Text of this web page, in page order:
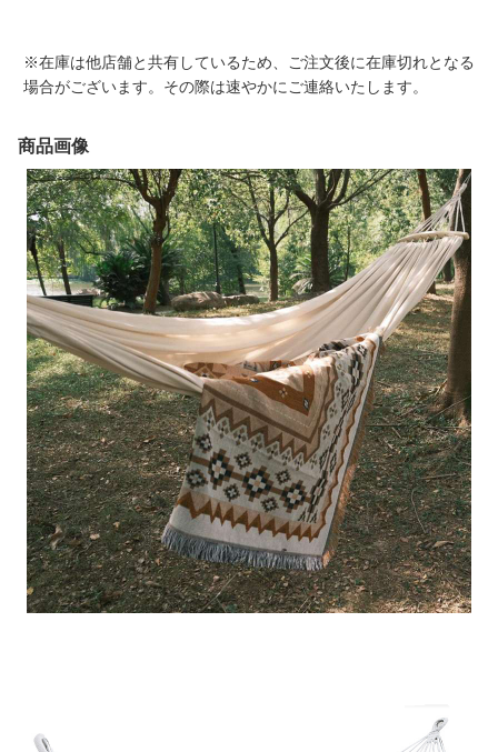
※在庫は他店舗と共有しているため、ご注文後に在庫切れとなる
場合がございます。その際は速やかにご連絡いたします。
商品画像